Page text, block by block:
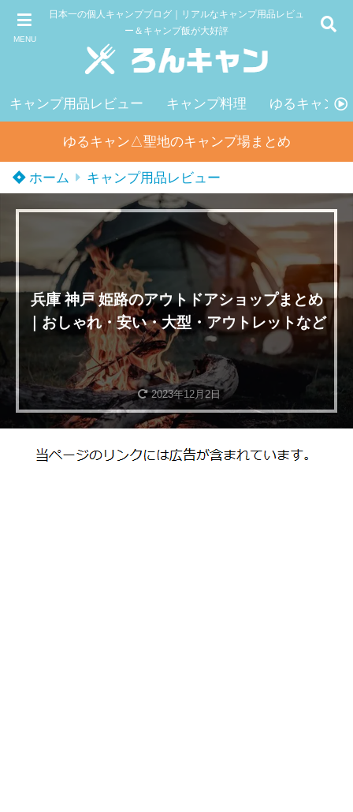
MENU
日本一の個人キャンプブログ｜リアルなキャンプ用品レビュ
ー＆キャンプ飯が大好評
キャンプ用品レビュー キャンプ料理 ゆるキャン△
ゆるキャン△聖地のキャンプ場まとめ
ホーム キャンプ用品レビュー
兵庫 神戸 姫路のアウトドアショップまとめ
｜おしゃれ・安い・大型・アウトレットなど
2023年12月2日